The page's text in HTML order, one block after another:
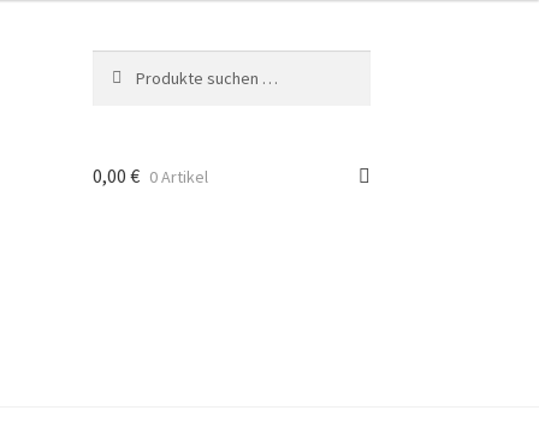
nach:
0,00 € 0 Artikel